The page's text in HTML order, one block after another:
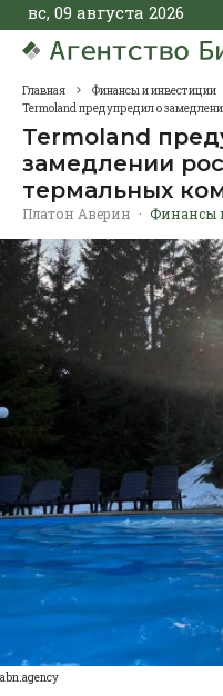
вс, 09 августа 2026
Главная
Финансы и инвестиции
Termoland предупредил о
Termoland
замедлении
термальных
Платон Аверин · Финансы
abn.agency